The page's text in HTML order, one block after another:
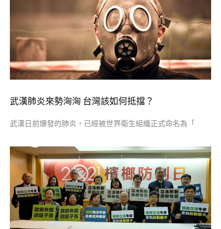
武漢肺炎來勢洶洶 台灣該如何抵擋？
武漢日前爆發的肺炎，已經被世界衛生組織正式命名為「